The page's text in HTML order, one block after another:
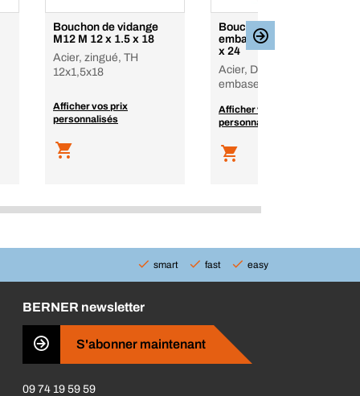
Bouchon de vidange
M12 M 12 x 1.5 x 18
Acier, zingué, TH
12x1,5x18
Afficher vos prix
personnalisés
Bouchon de vidange
embase M14 M 14 x 1.5
x 24
Acier, Delta Protect, TH
embase 14x1,5x24
Afficher vos prix
personnalisés
smart fast easy
BERNER newsletter
S'abonner maintenant
09 74 19 59 59